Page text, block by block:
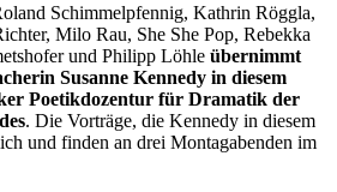
Schimmelpfennig, Kathrin Röggla,
Milo Rau, She She Pop, Rebekka
und Philipp Löhle übernimmt
Susanne Kennedy in diesem
Poetikdozentur für Dramatik der
. Die Vorträge, die Kennedy in diesem
und finden an drei Montagabenden im